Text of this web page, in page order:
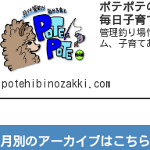
ポテポ
毎日子
管理釣り場
ム、子育て
potehibinozakki.com
月別のアーカイブはこちら